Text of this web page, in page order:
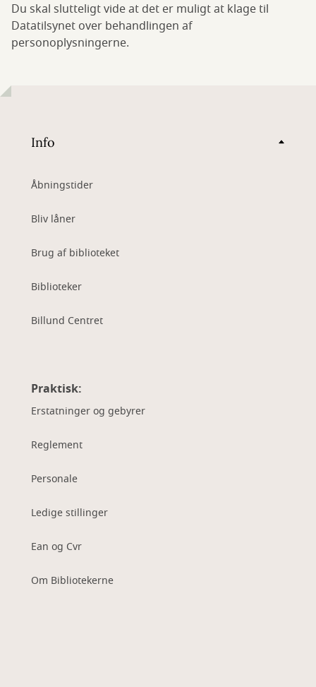
Du skal slutteligt vide at det er muligt at klage til
Datatilsynet over behandlingen af
personoplysningerne.
Info
Åbningstider
Bliv låner
Brug af biblioteket
Biblioteker
Billund Centret
Praktisk:
Erstatninger og gebyrer
Reglement
Personale
Ledige stillinger
Ean og Cvr
Om Bibliotekerne